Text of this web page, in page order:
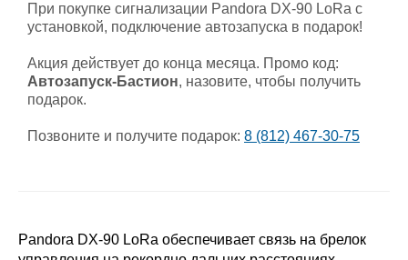
При покупке сигнализации Pandora DX-90 LoRa с
установкой, подключение автозапуска в подарок!
Акция действует до конца месяца. Промо код:
Автозапуск-Бастион, назовите, чтобы получить
подарок.
Позвоните и получите подарок: 8 (812) 467-30-75
Pandora DX-90 LoRa обеспечивает связь на брелок